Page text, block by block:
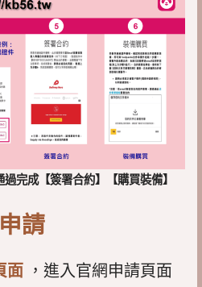
完成【簽署合約】【購買裝備】
請
面，進入官網申請頁面